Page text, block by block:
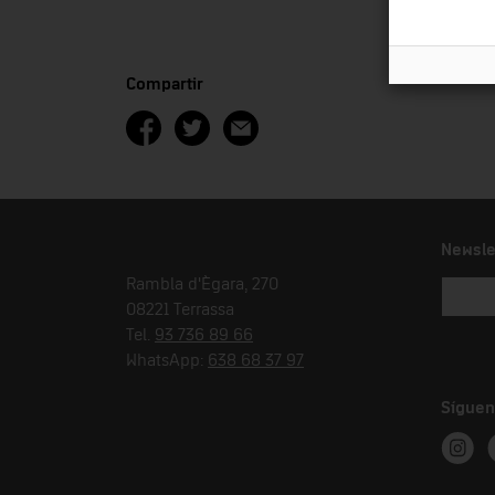
Compartir
Rambla d'Ègara, 270
08221 Terrassa
Tel. 93 736 89 66
WhatsApp: 638 68 37 97